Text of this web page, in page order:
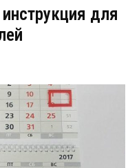
для